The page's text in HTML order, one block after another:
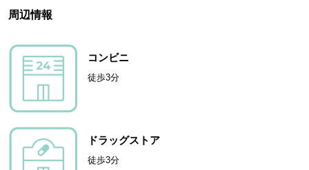
周辺情報
コンビニ
徒歩3分
ドラッグストア
徒歩3分